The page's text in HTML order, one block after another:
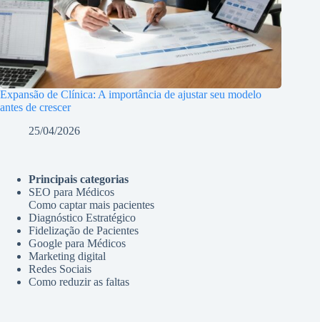
Expansão de Clínica: A importância de ajustar seu modelo
antes de crescer
25/04/2026
Principais categorias
SEO para Médicos
Como captar mais pacientes
Diagnóstico Estratégico
Fidelização de Pacientes
Google para Médicos
Marketing digital
Redes Sociais
Como reduzir as faltas